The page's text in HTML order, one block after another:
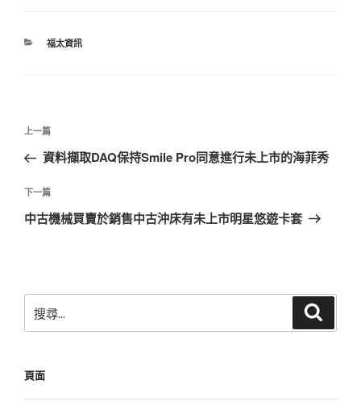
分
福太資訊
文
導
覽
上
一
文
章
上一篇
資料擷取DAQ保持Smile Pro同意進行未上市的海菲秀
下
一
下一篇
中古機械買賣於銷售中古沖床有未上市明星悠遊卡套
尋
字:
頁面